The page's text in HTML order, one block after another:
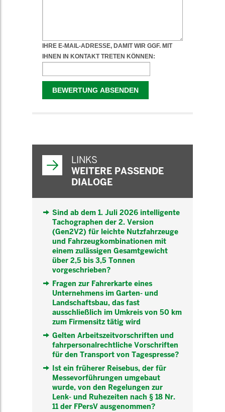
LINKS
WEITERE PASSENDE
DIALOGE
Sind ab dem 1. Juli 2026 intelligente
Tachographen der 2. Version
(Gen2V2) für leichte Nutzfahrzeuge
und Fahrzeugkombinationen mit
einem zulässigen Gesamtgewicht
über 2,5 bis 3,5 Tonnen
vorgeschrieben?
Fragen zur Fahrerkarte eines
Unternehmens im Garten- und
Landschaftsbau, das fast
ausschließlich im Umkreis von 50 km
zum Firmensitz tätig wird
Gelten Arbeitszeitvorschriften und
fahrpersonalrechtliche Vorschriften
für den Transport von Tagespresse?
Ist ein früherer Reisebus, der für
Messevorführungen umgebaut
wurde, von den Regelungen zur
Lenk- und Ruhezeiten nach § 18 Nr.
11 der FPersV ausgenommen?